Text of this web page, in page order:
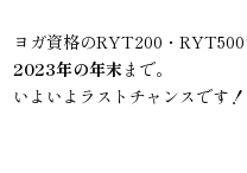
ヨガ資格のRYT200・RYT500
2023年の年末まで。
いよいよラストチャンスです！